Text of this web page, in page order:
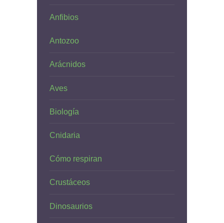
Anfibios
Antozoo
Arácnidos
Aves
Biología
Cnidaria
Cómo respiran
Crustáceos
Dinosaurios